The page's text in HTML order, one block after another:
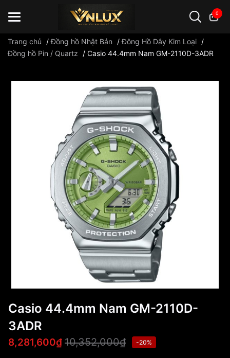
0
Trang chủ /Đồng hồ Nhật Bản /Đông Hồ Dây Kim Loại /
Đồng hồ Pin / Quartz
/ Casio 44.4mm Nam GM-2110D-3ADR
Casio 44.4mm Nam GM-2110D-
3ADR
8,281,600₫ 10,352,000₫ -20%